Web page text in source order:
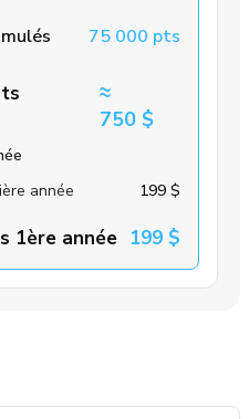
75 000 pts
≈
750 $
année 199 $
1ère année 199 $